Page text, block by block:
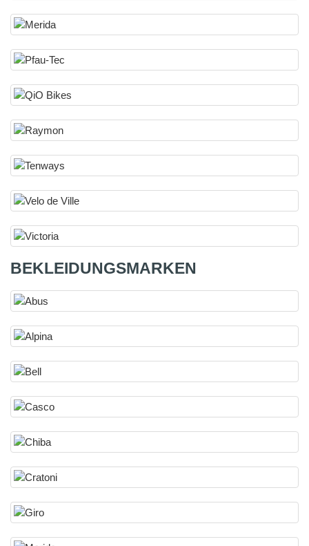
BEKLEIDUNGSMARKEN